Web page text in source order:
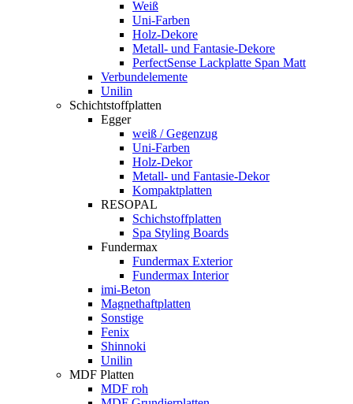
Weiß
Uni-Farben
Holz-Dekore
Metall- und Fantasie-Dekore
PerfectSense Lackplatte Span Matt
Verbundelemente
Unilin
Schichtstoffplatten
Egger
weiß / Gegenzug
Uni-Farben
Holz-Dekor
Metall- und Fantasie-Dekor
Kompaktplatten
RESOPAL
Schichstoffplatten
Spa Styling Boards
Fundermax
Fundermax Exterior
Fundermax Interior
imi-Beton
Magnethaftplatten
Sonstige
Fenix
Shinnoki
Unilin
MDF Platten
MDF roh